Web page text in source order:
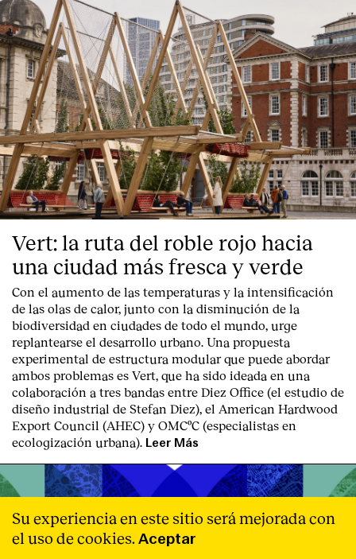
Vert: la ruta del roble rojo hacia
una ciudad más fresca y verde
Con el aumento de las temperaturas y la intensificación
de las olas de calor, junto con la disminución de la
biodiversidad en ciudades de todo el mundo, urge
replantearse el desarrollo urbano. Una propuesta
experimental de estructura modular que puede abordar
ambos problemas es Vert, que ha sido ideada en una
colaboración a tres bandas entre Diez Office (el estudio de
diseño industrial de Stefan Diez), el American Hardwood
Export Council (AHEC) y OMCºC (especialistas en
ecologización urbana). Leer Más
Su experiencia en este sitio será mejorada con
el uso de cookies. Aceptar